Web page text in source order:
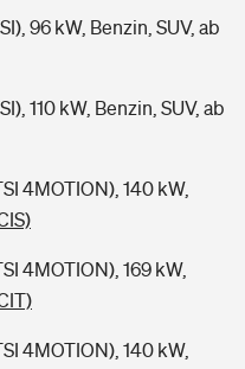
96 kW, Benzin, SUV, ab
110 kW, Benzin, SUV, ab
4MOTION), 140 kW,
4MOTION), 169 kW,
4MOTION), 140 kW,